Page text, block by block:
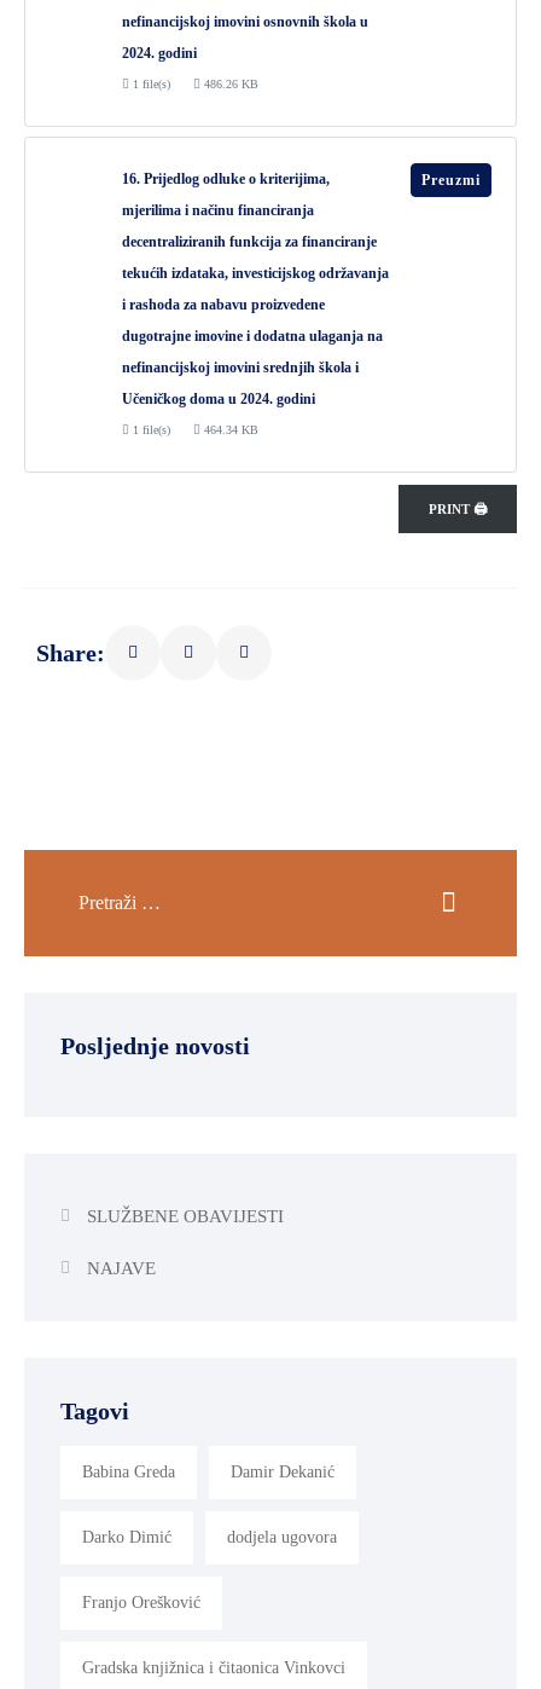
nefinancijskoj imovini osnovnih škola u
2024. godini
1 file(s) 486.26 KB
16. Prijedlog odluke o kriterijima,
mjerilima i načinu financiranja
decentraliziranih funkcija za financiranje
tekućih izdataka, investicijskog održavanja
i rashoda za nabavu proizvedene
dugotrajne imovine i dodatna ulaganja na
nefinancijskoj imovini srednjih škola i
Učeničkog doma u 2024. godini
1 file(s) 464.34 KB
Preuzmi
PRINT 🖨
Share:
Posljednje novosti
SLUŽBENE OBAVIJESTI
NAJAVE
Tagovi
Babina Greda Damir Dekanić
Darko Dimić dodjela ugovora
Franjo Orešković
Gradska knjižnica i čitaonica Vinkovci